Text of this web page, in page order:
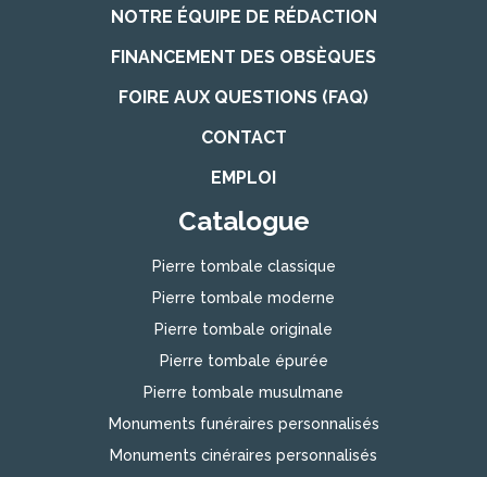
NOTRE ÉQUIPE DE RÉDACTION
FINANCEMENT DES OBSÈQUES
FOIRE AUX QUESTIONS (FAQ)
CONTACT
EMPLOI
Catalogue
Pierre tombale classique
Pierre tombale moderne
Pierre tombale originale
Pierre tombale épurée
Pierre tombale musulmane
Monuments funéraires personnalisés
Monuments cinéraires personnalisés